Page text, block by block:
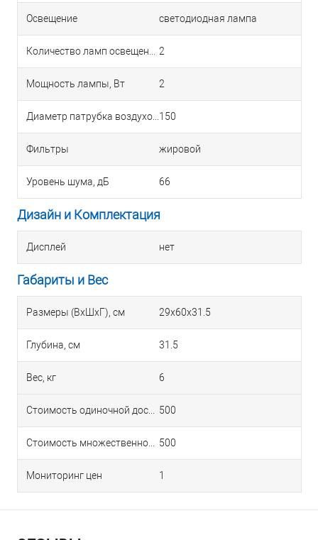
Освещение светодиодная лампа
2
Мощность лампы, Вт 2
150
Фильтры жировой
Уровень шума, дБ 66
Дизайн и Комплектация
Дисплей нет
Габариты и Вес
Размеры (ВхШхГ), см 29х60х31.5
Глубина, см 31.5
Вес, кг 6
500
500
Мониторинг цен 1